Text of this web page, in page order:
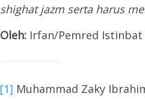
shighat jazm serta harus
Oleh: Irfan/Pemred Istinbat
[1] Muhammad Zaky